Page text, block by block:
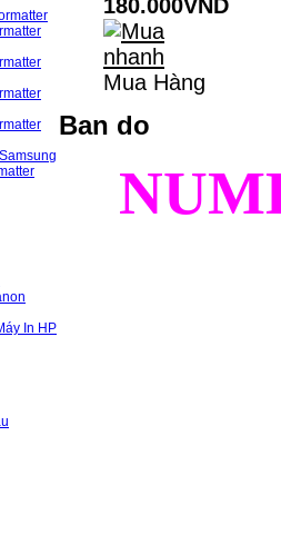
In HP
180.000VND
Mua Hàng
Ban do